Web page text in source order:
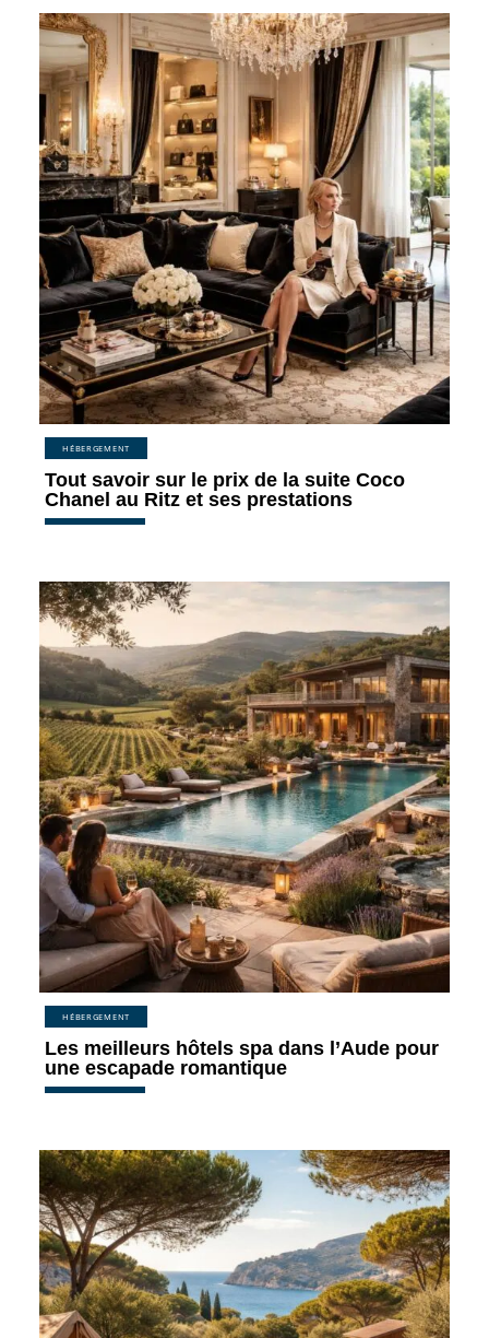
HÉBERGEMENT
Tout savoir sur le prix de la suite Coco
Chanel au Ritz et ses prestations
HÉBERGEMENT
Les meilleurs hôtels spa dans l’Aude pour
une escapade romantique